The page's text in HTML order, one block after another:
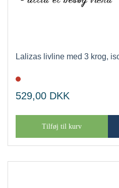
Lalizas livline med 3 krog,
529,00 DKK
Tilføj til kurv